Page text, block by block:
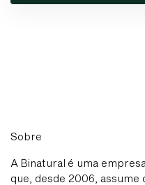
Sobre
A Binatural é uma
que, desde 2006, assume